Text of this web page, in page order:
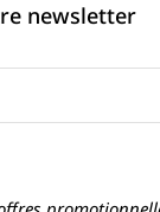
newsletter